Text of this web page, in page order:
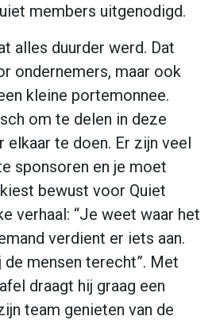
members uitgenodigd.
alles duurder werd. Dat
ondernemers, maar ook
kleine portemonnee.
om te delen in deze
te doen. Er zijn veel
sponsoren en je moet
bewust voor Quiet
verhaal: “Je weet waar het
verdient er iets aan.
mensen terecht”. Met
draagt hij graag een
team genieten van de